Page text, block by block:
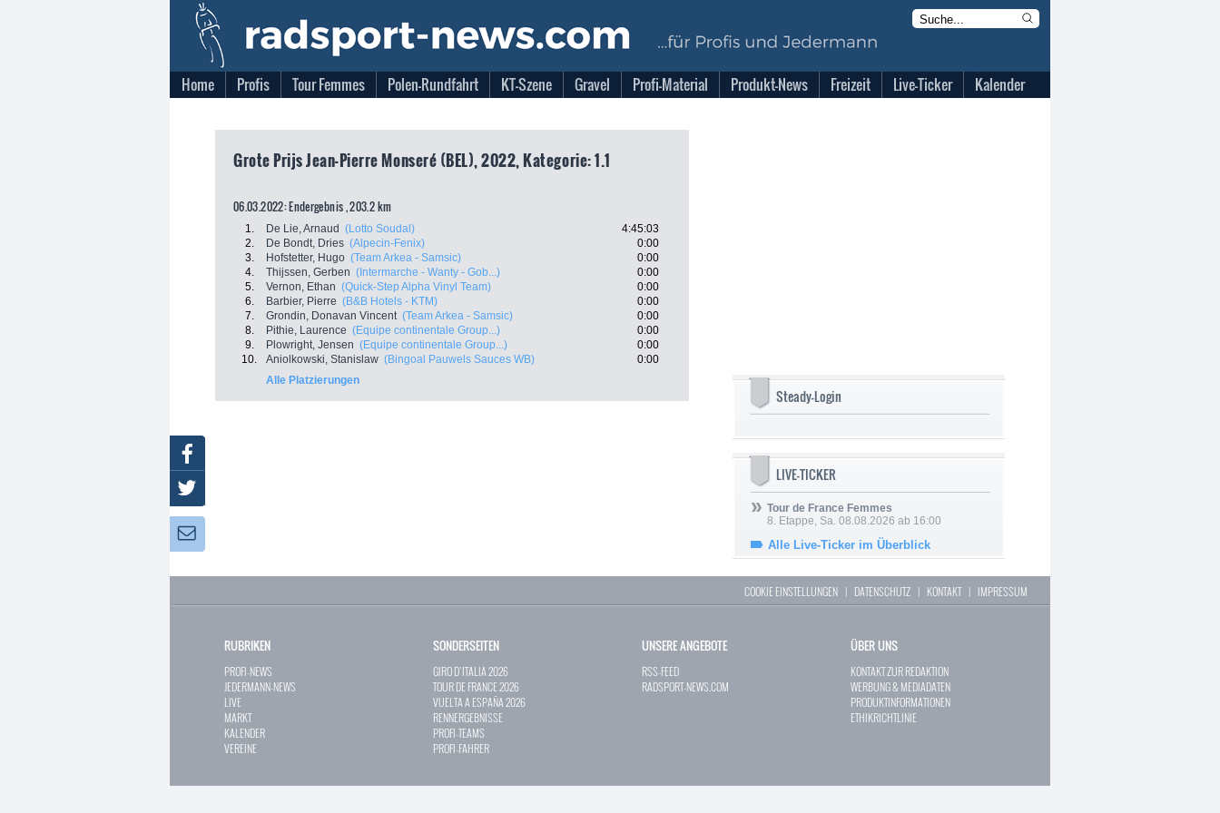
Home Profis Tour Femmes Polen-Rundfahrt KT-Szene Gravel Profi-Material Produkt-News Freizeit Live-Ticker Kalender
Grote Prijs Jean-Pierre Monseré (BEL), 2022, Kategorie: 1.1
06.03.2022: Endergebnis , 203.2 km
1. De Lie, Arnaud (Lotto Soudal)
4:45:03
2.
De Bondt, Dries (Alpecin-Fenix)
0:00
3.
Hofstetter, Hugo (Team Arkea - Samsic)
0:00
4.
Thijssen, Gerben (Intermarche - Wanty - Gob...)
0:00
5.
Vernon, Ethan (Quick-Step Alpha Vinyl Team)
0:00
6.
Barbier, Pierre (B&B Hotels - KTM)
0:00
7.
Grondin, Donavan Vincent (Team Arkea - Samsic)
0:00
8.
Pithie, Laurence (Equipe continentale Group...)
0:00
9.
Plowright, Jensen (Equipe continentale Group...)
0:00
10.
Aniolkowski, Stanislaw (Bingoal Pauwels Sauces WB)
0:00
Alle Platzierungen
Steady-Login
LIVE-TICKER
Tour de France Femmes
8. Etappe, Sa. 08.08.2026 ab 16:00
Alle Live-Ticker im Überblick
COOKIE EINSTELLUNGEN | DATENSCHUTZ | KONTAKT| IMPRESSUM
RUBRIKEN
PROFI-NEWS
JEDERMANN-NEWS
LIVE
MARKT
KALENDER
VEREINE
SONDERSEITEN
GIRO D`ITALIA 2026
TOUR DE FRANCE 2026
VUELTA A ESPAÑA 2026
RENNERGEBNISSE
PROFI-TEAMS
PROFI-FAHRER
UNSERE ANGEBOTE
RSS-FEED
RADSPORT-NEWS.COM
ÜBER UNS
KONTAKT ZUR REDAKTION
WERBUNG & MEDIADATEN
PRODUKTINFORMATIONEN
ETHIKRICHTLINIE